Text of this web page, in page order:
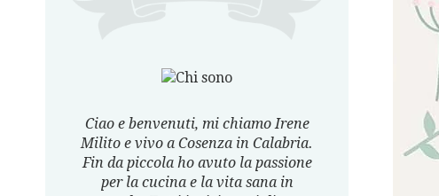
Ciao e benvenuti, mi chiamo Irene
Milito e vivo a Cosenza in Calabria.
Fin da piccola ho avuto la passione
per la cucina e la vita sana in